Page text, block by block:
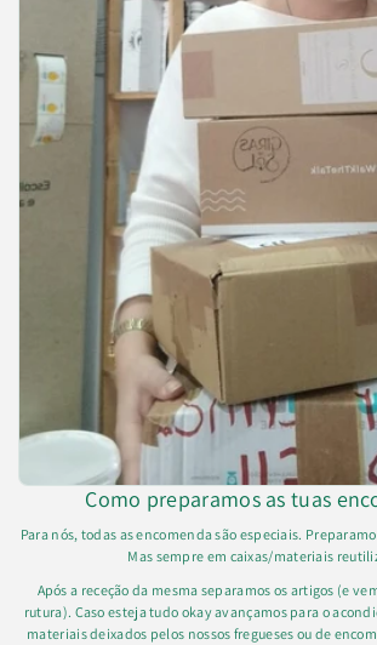
Como preparamos as tuas
Para nós, todas as encomenda são especiais.
Mas sempre em caixas/materiais
Após a receção da mesma separamos os artigos (e
rutura). Caso esteja tudo okay avançamos para o
materiais deixados pelos nossos fregueses ou de